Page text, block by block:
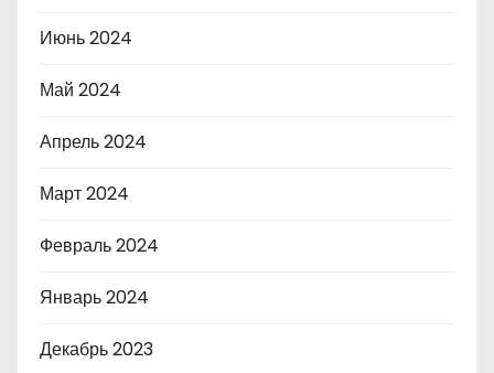
Июнь 2024
Май 2024
Апрель 2024
Март 2024
Февраль 2024
Январь 2024
Декабрь 2023